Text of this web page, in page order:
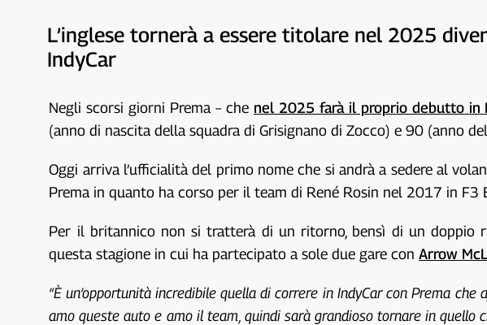
L’inglese tornerà a essere titolare nel 2025
IndyCar
Negli scorsi giorni Prema – che nel 2025 farà il proprio debutto in
(anno di nascita della squadra di Grisignano di Zocco) e 90 (anno
Oggi arriva l’ufficialità del primo nome che si andrà a sedere al
Prema in quanto ha corso per il team di René Rosin nel 2017 in F3
Per il britannico non si tratterà di un ritorno, bensì di un doppio
questa stagione in cui ha partecipato a sole due gare conArrow
“È un’opportunità incredibile quella di correre in IndyCar con Prema
amo queste auto e amo il team, quindi sarà grandioso tornare in quello